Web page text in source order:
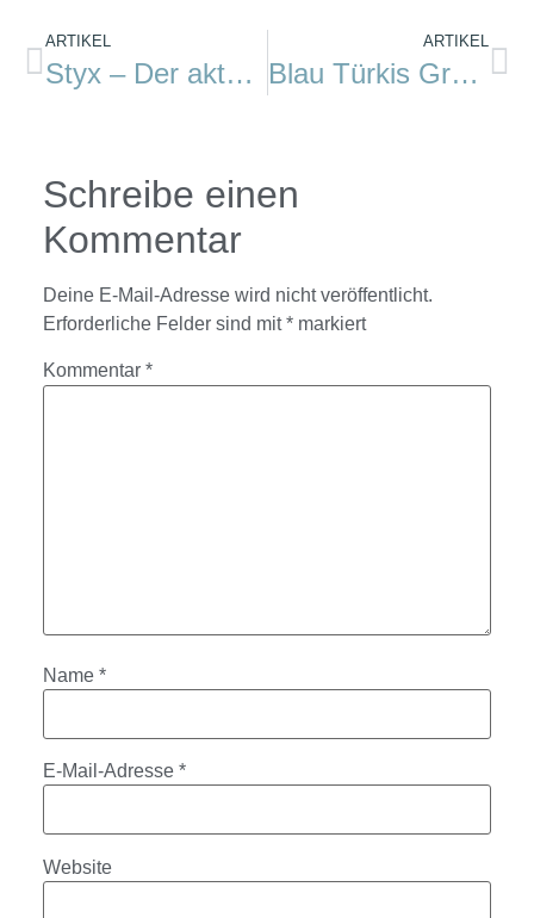
ARTIKEL
Styx – Der aktuelle Segelfilm, jetzt als DVD
ARTIKEL
Blau Türkis Grün: Das Interview mit Mareike Guhr
Schreibe einen
Kommentar
Deine E-Mail-Adresse wird nicht veröffentlicht.
Erforderliche Felder sind mit* markiert
Kommentar *
Name *
E-Mail-Adresse *
Website